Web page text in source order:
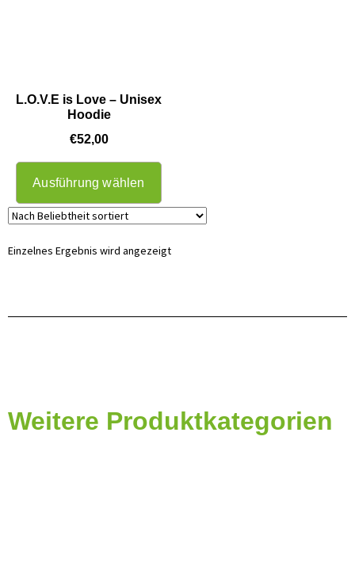
L.O.V.E is Love – Unisex
Hoodie
€52,00
Ausführung wählen
Einzelnes Ergebnis wird angezeigt
Weitere Produktkategorien